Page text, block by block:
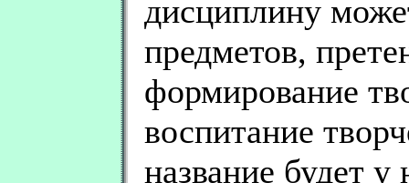
дисциплину
предметов,
формирование
воспитание
название будет